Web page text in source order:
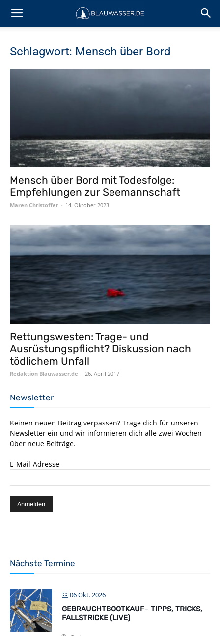
Schlagwort: Mensch über Bord
Mensch über Bord mit Todesfolge:
Empfehlungen zur Seemannschaft
Maren Christoffer - 14. Oktober 2023
Rettungswesten: Trage- und
Ausrüstungspflicht? Diskussion nach
tödlichem Unfall
Redaktion Blauwasser.de - 26. April 2017
Newsletter
Keinen neuen Beitrag verpassen? Trage dich für unseren
Newsletter ein und wir informieren dich alle zwei Wochen
über neue Beiträge.
E-Mail-Adresse
Nächste Termine
06 Okt. 2026
GEBRAUCHTBOOTKAUF– TIPPS, TRICKS,
FALLSTRICKE (LIVE)